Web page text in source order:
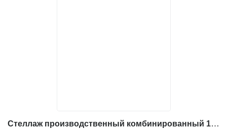
Стеллаж производственный комбинированный 1300*400*2500